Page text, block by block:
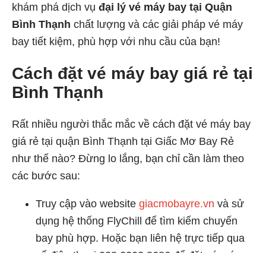
khám phá dịch vụ đại lý vé máy bay tại Quận
Bình Thạnh chất lượng và các giải pháp vé máy
bay tiết kiệm, phù hợp với nhu cầu của bạn!
Cách đặt vé máy bay giá rẻ tại
Bình Thạnh
Rất nhiều người thắc mắc về cách đặt vé máy bay
giá rẻ tại quận Bình Thạnh tại Giấc Mơ Bay Rẻ
như thế nào? Đừng lo lắng, bạn chỉ cần làm theo
các bước sau:
Truy cập vào website giacmobayre.vn và sử
dụng hệ thống FlyChill để tìm kiếm chuyến
bay phù hợp. Hoặc bạn liên hệ trực tiếp qua